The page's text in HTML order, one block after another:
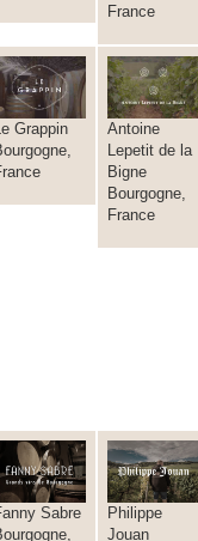
France
Grappin
Antoine
Lepetit de la
Bigne
Bourgogne,
France
Sabre
Philippe
Jouan